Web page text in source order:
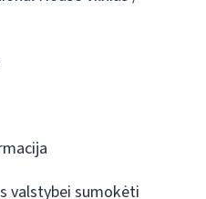
valstybei sumokėti